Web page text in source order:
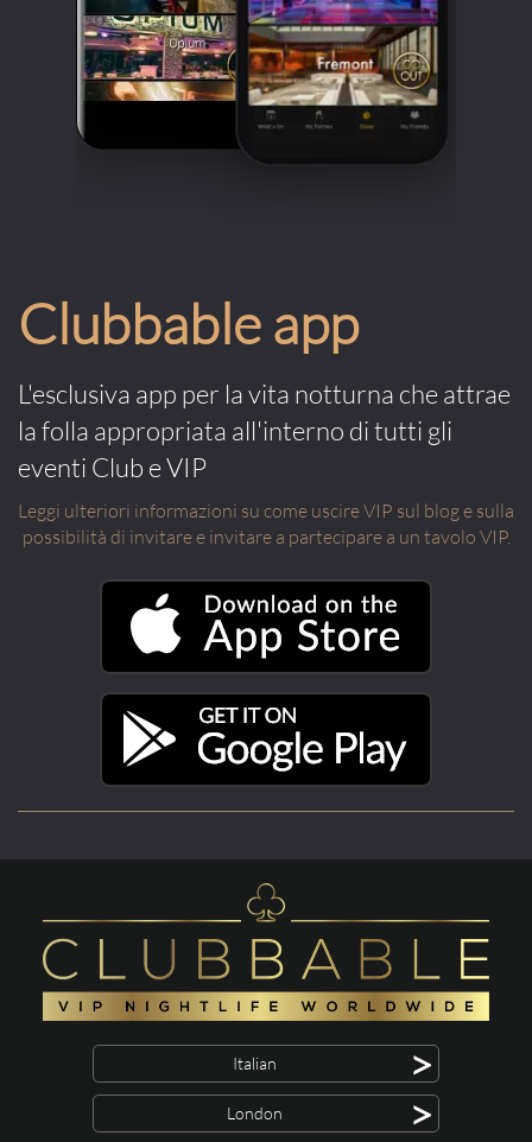
Clubbable app
L'esclusiva app per la vita notturna che attrae
la folla appropriata all'interno di tutti gli
eventi Club e VIP
Leggi ulteriori informazioni su come uscire VIP sul blog e sulla
possibilità di invitare e invitare a partecipare a un tavolo VIP.
Italian >
London >